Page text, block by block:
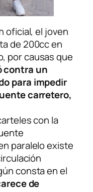
oficial, el joven
de 200cc en
por causas que
contra un
para impedir
carretero,
con la
paralelo existe
consta en el
de